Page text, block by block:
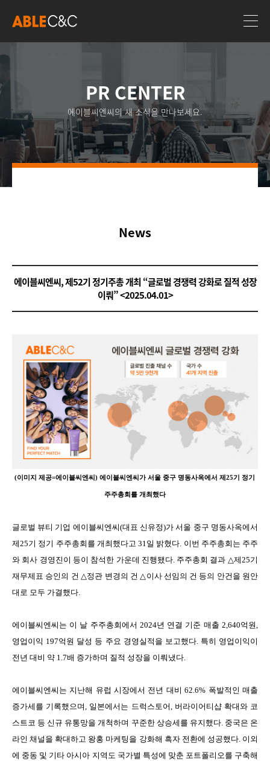
PR CENTER
에이블씨엔씨의 새 소식을 만나보세요.
News
에이블씨엔씨, 제52기 정기주총 개최 “글로벌 경쟁력 강화로 질적 성장
이뤄” <2025.04.01>
(이미지 제공=에이블씨엔씨 )에이블씨엔씨가 서울 중구 명동사옥에서 제25기 정기
주주총회를 개최했다
글로벌 뷰티 기업 에이블씨엔씨(대표 신유정)가 서울 중구 명동사옥에서
제25기 정기 주주총회를 개최했다고 31일 밝혔다. 이번 주주총회는 주주
와 회사 경영진이 등이 참석한 가운데 진행됐다. 주주총회 결과 △제25기
재무제표 승인의 건 △정관 변경의 건 △ 이사 선임의 건 등의 안건을 원안
대로 모두 가결했다.
에이블씨엔씨는 이 날 주주총회에서 2024년 연결 기준 매출 2,640억원,
영업이익 197억원 달성 등 주요 경영실적을 보고했다. 특히 영업이익이
전년 대비 약 1.7배 증가하며 질적 성장을 이뤄냈다.
에이블씨엔씨는 지난해 유럽 시장에서 전년 대비 62.6% 폭발적인 매출
증가세를 기록했으며, 일본에서는 드럭스토어, 버라이어티샵 확대와 코
스트코 등 신규 유통망을 개척하며 꾸준한 상승세를 유지했다. 중국은 온
라인 채널을 확대하고 왕홍 마케팅을 강화해 흑자 전환에 성공했다. 이외
에 중동 및 기타 아시아 지역도 국가별 특성에 맞춘 포트폴리오를 구축해